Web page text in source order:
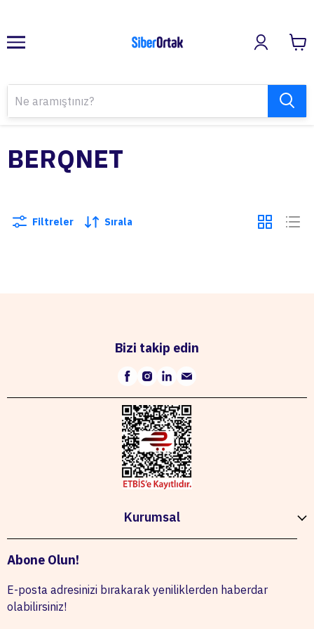
BERQNET
Filtreler Sırala
Bizi takip edin
Kurumsal
Abone Olun!
E-posta adresinizi bırakarak yeniliklerden haberdar
olabilirsiniz!